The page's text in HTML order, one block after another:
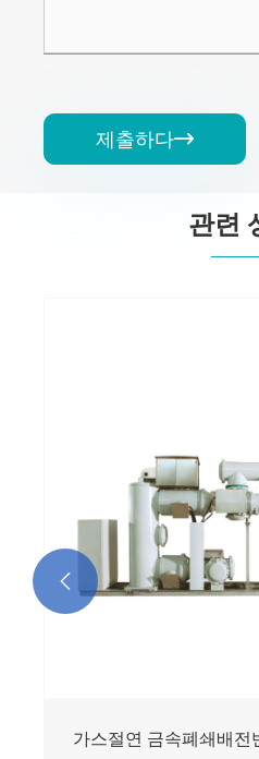
제출하다
관련
가스절연 금속폐쇄배전
